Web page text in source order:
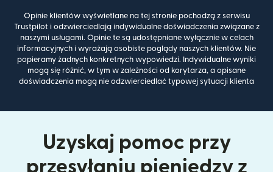
Opinie klientów wyświetlane na tej stronie pochodzą z serwisu
Trustpilot i odzwierciedlają indywidualne doświadczenia związane z
naszymi usługami. Opinie te są udostępniane wyłącznie w celach
informacyjnych i wyrażają osobiste poglądy naszych klientów. Nie
popieramy żadnych konkretnych wypowiedzi. Indywidualne wyniki
mogą się różnić, w tym w zależności od korytarza, a opisane
doświadczenia mogą nie odzwierciedlać typowej sytuacji klienta
Uzyskaj pomoc przy
przesyłaniu pieniędzy z